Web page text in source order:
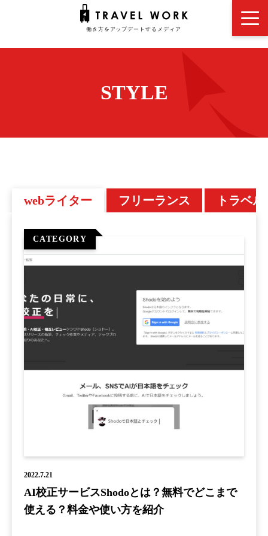
STYLE
webライター フリーランス トラベ
CATEGORY
2022.7.21
AI校正サービスShodoとは？無料でどこまで
使える？料金や使い方を紹介